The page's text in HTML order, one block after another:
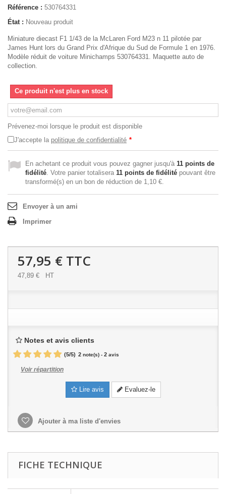
Référence : 530764331
État : Nouveau produit
Miniature diecast F1 1/43 de la McLaren Ford M23 n 11 pilotée par
James Hunt lors du Grand Prix d'Afrique du Sud de Formule 1 en 1976.
Modèle réduit de voiture Minichamps 530764331. Maquette auto de
collection.
Ce produit n'est plus en stock
Prévenez-moi lorsque le produit est disponible
J'accepte la politique de confidentialité *
En achetant ce produit vous pouvez gagner jusqu'à 11 points de
fidélité. Votre panier totalisera 11 points de fidélité pouvant être
transformé(s) en un bon de réduction de 1,10 €.
Envoyer à un ami
Imprimer
57,95 € TTC
47,89 € HT
Notes et avis clients
(5/5) 2 note(s) - 2 avis
Voir répartition
Lire avis Evaluez-le
Ajouter à ma liste d'envies
FICHE TECHNIQUE